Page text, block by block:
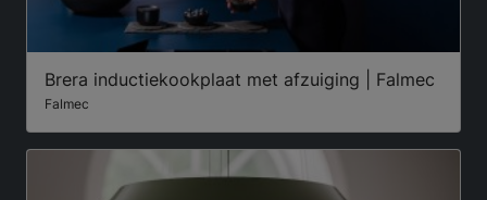
Brera inductiekookplaat met afzuiging | Falmec
Falmec